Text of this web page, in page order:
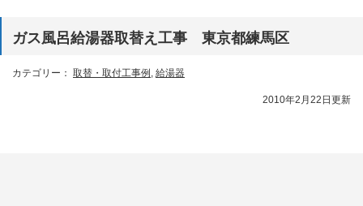
ガス風呂給湯器取替え工事 東京都練馬区
カテゴリー： 取替・取付工事例 , 給湯器
2010年2月22日更新